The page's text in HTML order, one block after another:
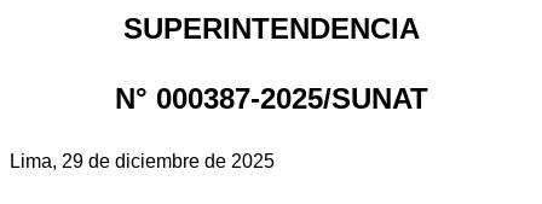
SUPERINTENDENCIA
N° 000387-2025/SUNAT
Lima, 29 de diciembre de 2025